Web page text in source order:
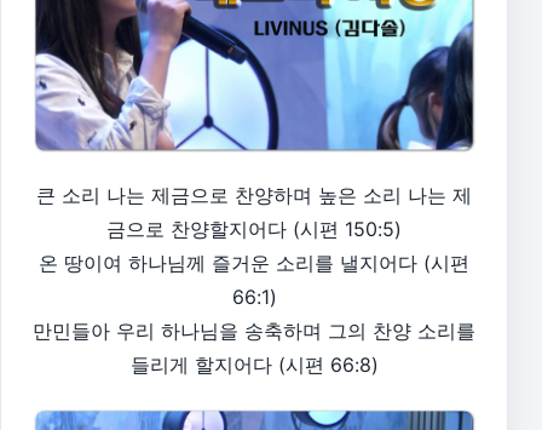
큰 소리 나는 제금으로 찬양하며 높은 소리 나는 제
금으로 찬양할지어다 (시편 150:5)
온 땅이여 하나님께 즐거운 소리를 낼지어다 (시편
66:1)
만민들아 우리 하나님을 송축하며 그의 찬양 소리를
들리게 할지어다 (시편 66:8)